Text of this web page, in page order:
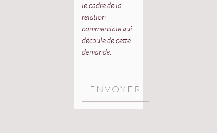
le cadre de la
relation
commerciale qui
découle de cette
demande.
ENVOYER